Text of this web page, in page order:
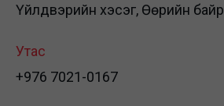
Үйлдвэрийн хэсэг, Өөрийн байр
Утас
+976 7021-0167